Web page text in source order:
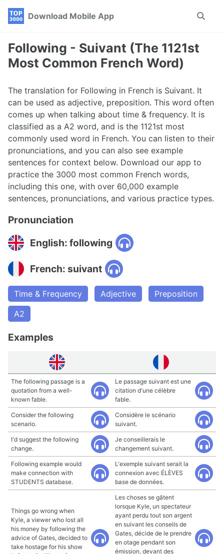
Skip
navigation
Skip
Skip
Download Mobile App
Toggle
Following - Suivant (The 1121st
Most Common French Word)
The translation for Following in French is Suivant. It
can be used as adjective, preposition. This word often
comes up when talking about time & frequency. It is
classified as a A2 word, and is the 1121st most
commonly used word in French. You can listen to their
pronunciations, and you can also see example
sentences for context below. Download our app to
practice the 3000 most common French words,
including this one, with over 60,000 example
sentences, pronunciations, and various practice types.
Pronunciation
English: following
French: suivant
Time & Frequency Adjective
Preposition
A2
Examples
The following passage is a
quotation from a well-
known fable.
Le passage suivant est une
citation d'une célèbre
fable.
Consider the following
scenario.
Considère le scénario
suivant.
I'd suggest the following
change.
Je conseillerais le
changement suivant.
Following example would
make connection with
STUDENTS database.
L'exemple suivant serait la
connexion avec ÉLÈVES
base de données.
Things go wrong when
Kyle, a viewer who lost all
his money by following the
advice of Gates, decided to
take hostage for his show
Les choses se gâtent
lorsque Kyle, un spectateur
ayant perdu tout son argent
en suivant les conseils de
Gates, décide de le prendre
en otage pendant son
émission, devant des